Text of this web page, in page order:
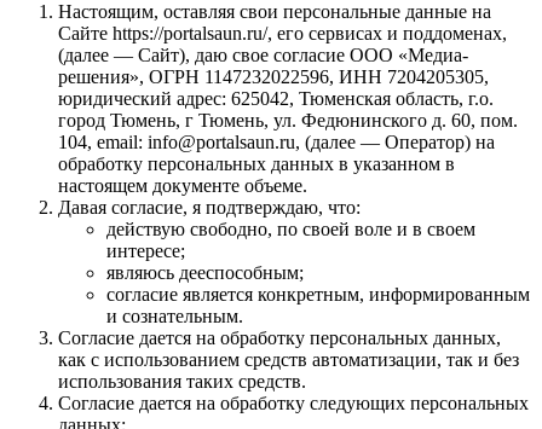
Настоящим, оставляя свои персональные данные на
Сайте https://portalsaun.ru/, его сервисах и поддоменах,
(далее — Сайт), даю свое согласие ООО «Медиа-
решения», ОГРН 1147232022596, ИНН 7204205305,
юридический адрес: 625042, Тюменская область, г.о.
город Тюмень, г Тюмень, ул. Федюнинского д. 60, пом.
104, email: info@portalsaun.ru, (далее — Оператор) на
обработку персональных данных в указанном в
настоящем документе объеме.
Давая согласие, я подтверждаю, что:
действую свободно, по своей воле и в своем
интересе;
являюсь дееспособным;
согласие является конкретным, информированным
и сознательным.
Согласие дается на обработку персональных данных,
как с использованием средств автоматизации, так и без
использования таких средств.
Согласие дается на обработку следующих персональных
данных: